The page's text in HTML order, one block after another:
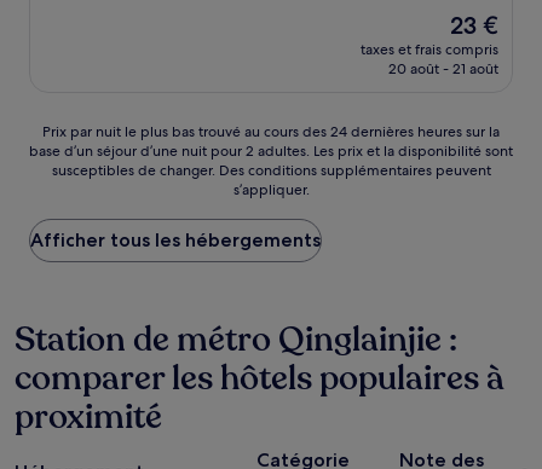
Le
nouveau
prix
23 €
23 €
taxes et frais compris
20 août - 21 août
Prix
par
nuit
plus
bas
trouvé
des
24 dernières
heures
sur
la
Prix par nuit le plus bas trouvé au cours des 24 dernières heures sur la
base d’un séjour d’une nuit pour 2 adultes. Les prix et la disponibilité sont
susceptibles de changer. Des conditions supplémentaires peuvent
s’appliquer.
Afficher tous les hébergements
Station de métro Qinglainjie :
comparer les hôtels populaires à
proximité
Catégorie
Note des